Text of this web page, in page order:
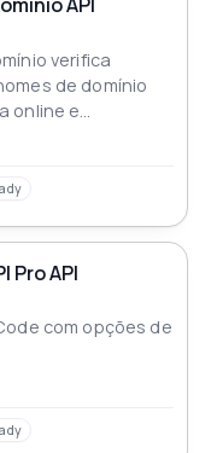
verifica
de domínio
online e
virtuais
Pro API
com opções de